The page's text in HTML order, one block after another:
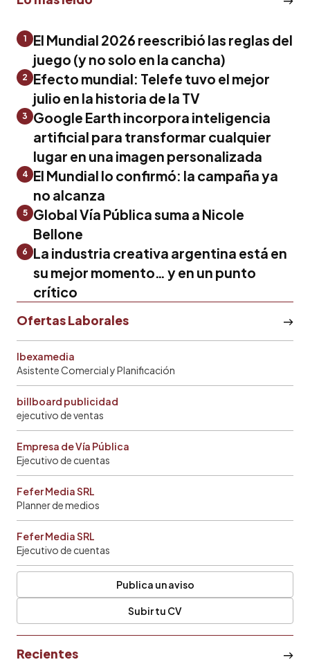
1
El Mundial 2026 reescribió las reglas del
juego (y no solo en la cancha)
2
Efecto mundial: Telefe tuvo el mejor
julio en la historia de la TV
3
Google Earth incorpora inteligencia
artificial para transformar cualquier
lugar en una imagen personalizada
4 El Mundial lo confirmó: la campaña ya
no alcanza
5
Global Vía Pública suma a Nicole
Bellone
6
La industria creativa argentina está en
su mejor momento… y en un punto
crítico
Ofertas Laborales
Ibexamedia
Asistente Comercial y Planificación
billboard publicidad
ejecutivo de ventas
Empresa de Vía Pública
Ejecutivo de cuentas
Fefer Media SRL
Planner de medios
Fefer Media SRL
Ejecutivo de cuentas
Publica un aviso
Subir tu CV
Recientes